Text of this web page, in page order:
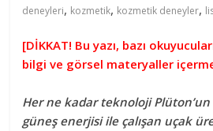
deneyleri, kozmetik, kozmetik deneyler,
[DİKKAT! Bu yazı, bazı
bilgi ve görsel materyaller
Her ne kadar teknoloji Plüton’un
güneş enerjisi ile çalışan uçak